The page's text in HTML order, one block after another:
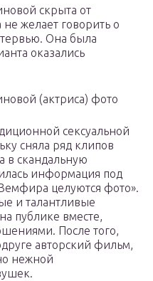
скрыта от
желает говорить о
Она была
оказались
(актриса) фото
сексуальной
сняла ряд клипов
в скандальную
информация под
целуются фото».
и талантливые
публике вместе,
После того,
авторский фильм,
нежной